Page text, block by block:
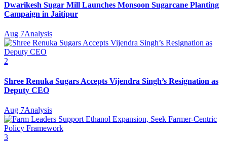
Dwarikesh Sugar Mill Launches Monsoon Sugarcane Planting
Campaign in Jaitipur
Aug 7Analysis
2
Shree Renuka Sugars Accepts Vijendra Singh’s Resignation as
Deputy CEO
Aug 7Analysis
3